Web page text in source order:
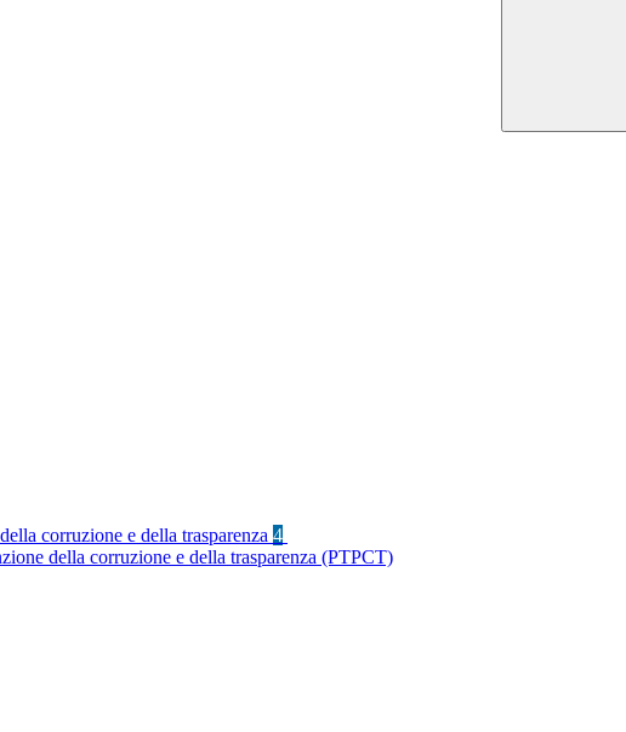
corruzione e della trasparenza 4
della corruzione e della trasparenza (PTPCT)